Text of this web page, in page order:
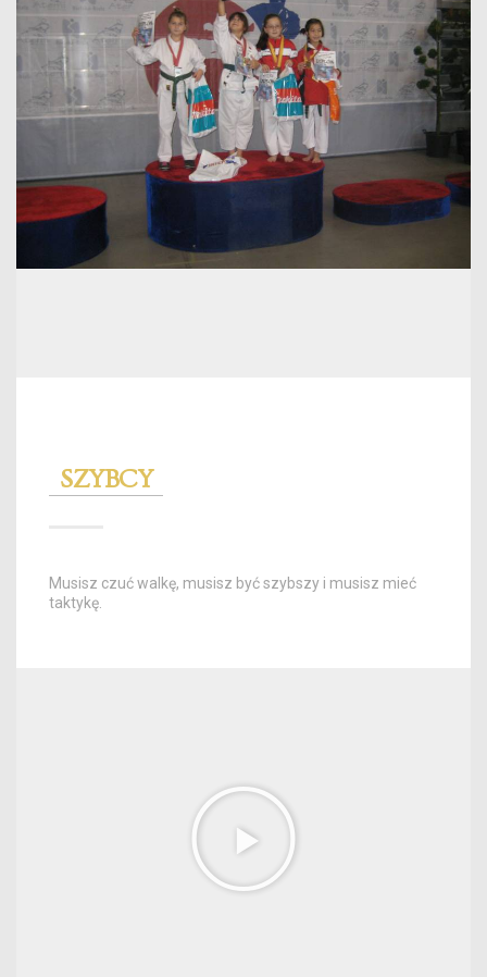
SZYBCY
Musisz czuć walkę, musisz być szybszy i musisz mieć
taktykę.